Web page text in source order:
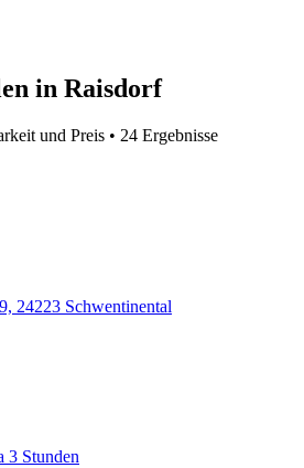
in Raisdorf
und Preis • 24 Ergebnisse
24223 Schwentinental
3 Stunden